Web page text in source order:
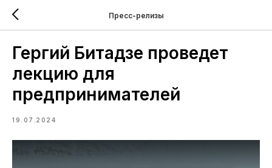
Пресс-релизы
Гергий Битадзе проведет
лекцию для
предпринимателей
19.07.2024